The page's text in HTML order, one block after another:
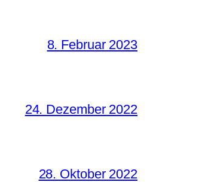
8. Februar 2023
24. Dezember 2022
28. Oktober 2022